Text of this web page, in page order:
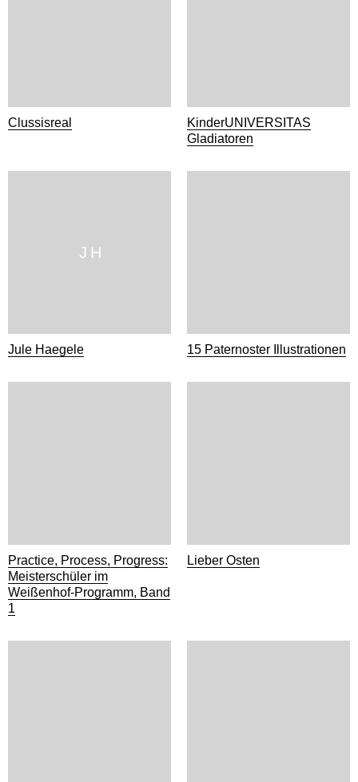
Clussisreal
KinderUNIVERSITAS
Gladiatoren
J H
Jule Haegele 15 Paternoster Illustrationen
Practice, Process, Progress:
Meisterschüler im
Weißenhof-Programm, Band
1
Lieber Osten